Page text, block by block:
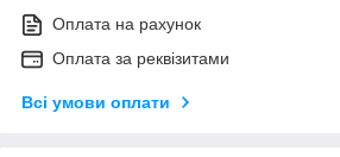
Оплата на рахунок
Оплата за реквізитами
Всі умови оплати